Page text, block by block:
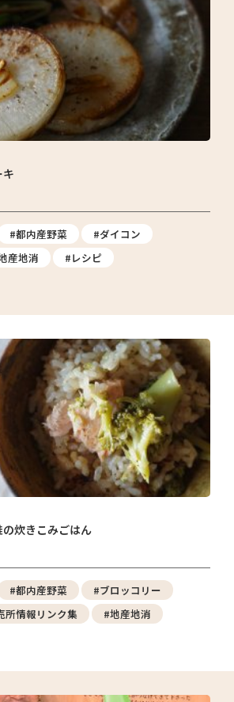
#都内産野菜
#ダイコン
産地消 #レシピ
炊きこみごはん
#都内産野菜
#ブロッコリー
所情報リンク集 #地産地消